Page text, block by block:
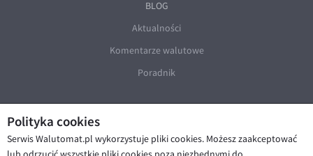
Polityka cookies
Serwis Walutomat.pl wykorzystuje pliki cookies. Możesz zaakceptować
BLOG
Aktualności
Komentarze walutowe
Poradnik